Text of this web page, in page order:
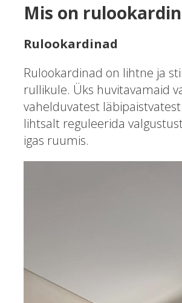
Mis on
Rulookardinad
Rulookardinad on lihtne ja
rullikule. Üks huvitavamaid
vahelduvatest
lihtsalt reguleerida
igas ruumis.